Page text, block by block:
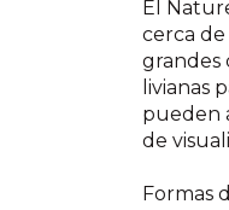
El
cerca
grandes
livianas
pueden
de
Formas